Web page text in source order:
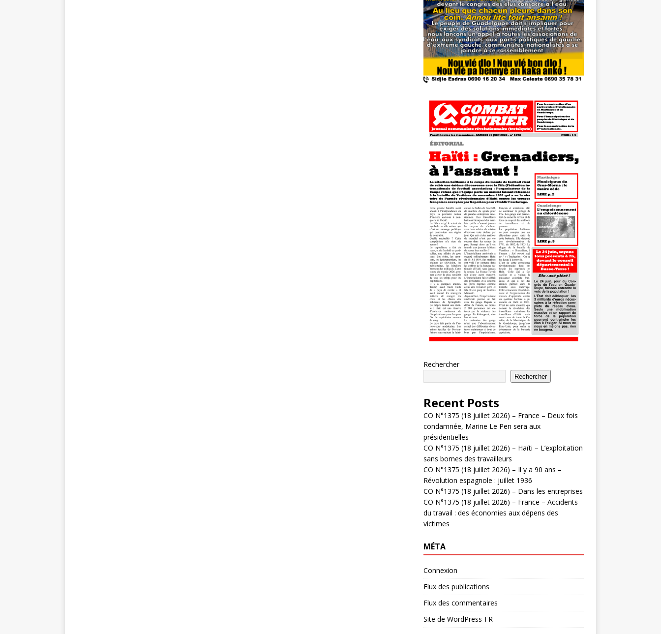
Rechercher
Rechercher
Recent Posts
CO N°1375 (18 juillet 2026) – France – Deux fois
condamnée, Marine Le Pen sera aux
présidentielles
CO N°1375 (18 juillet 2026) – Haïti – L’exploitation
sans bornes des travailleurs
CO N°1375 (18 juillet 2026) – Il y a 90 ans –
Révolution espagnole : juillet 1936
CO N°1375 (18 juillet 2026) – Dans les entreprises
CO N°1375 (18 juillet 2026) – France – Accidents
du travail : des économies aux dépens des
victimes
MÉTA
Connexion
Flux des publications
Flux des commentaires
Site de WordPress-FR